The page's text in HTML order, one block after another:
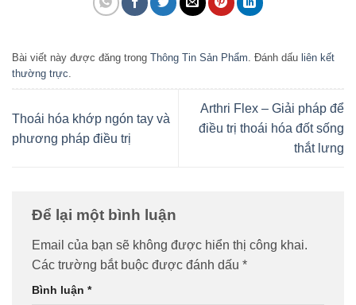
Bài viết này được đăng trong Thông Tin Sản Phẩm. Đánh dấu liên kết
thường trực.
Thoái hóa khớp ngón tay và
phương pháp điều trị
Arthri Flex – Giải pháp để
điều trị thoái hóa đốt sống
thắt lưng
Để lại một bình luận
Email của bạn sẽ không được hiển thị công khai.
Các trường bắt buộc được đánh dấu *
Bình luận *